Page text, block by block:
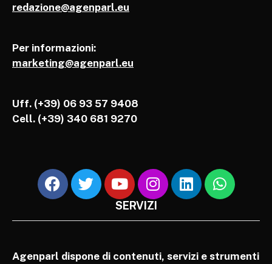
redazione@agenparl.eu
Per informazioni:
marketing@agenparl.eu
Uff. (+39) 06 93 57 9408
Cell. (+39) 340 681 9270
SERVIZI
Agenparl dispone di contenuti, servizi e strumenti